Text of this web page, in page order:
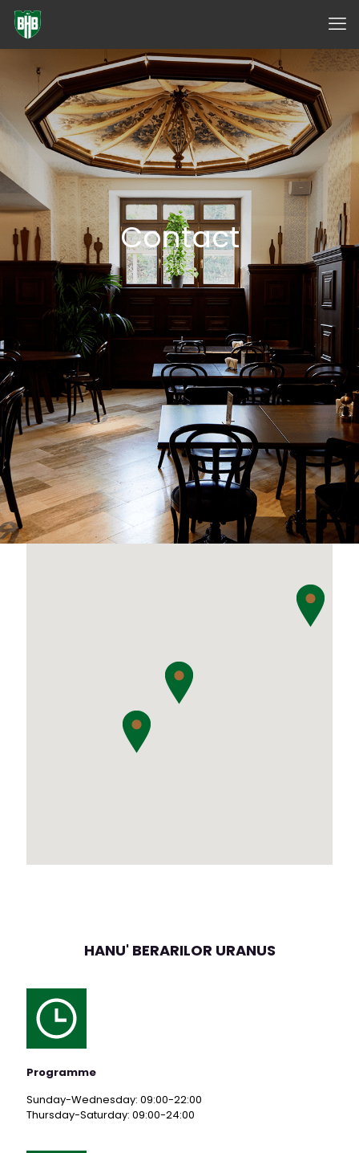
✕
Contact
HANU' BERARILOR URANUS
Programme
Sunday-Wednesday: 09:00-22:00
Thursday-Saturday: 09:00-24:00